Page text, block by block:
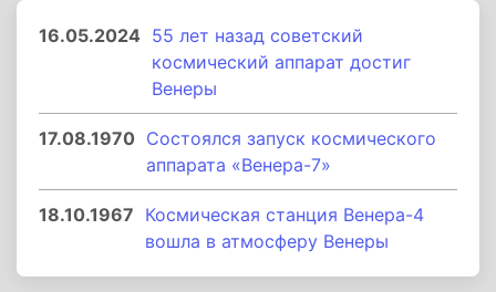
16.05.2024 55 лет назад советский
космический аппарат достиг
Венеры
17.08.1970 Состоялся запуск космического
аппарата «Венера-7»
18.10.1967 Космическая станция Венера-4
вошла в атмосферу Венеры